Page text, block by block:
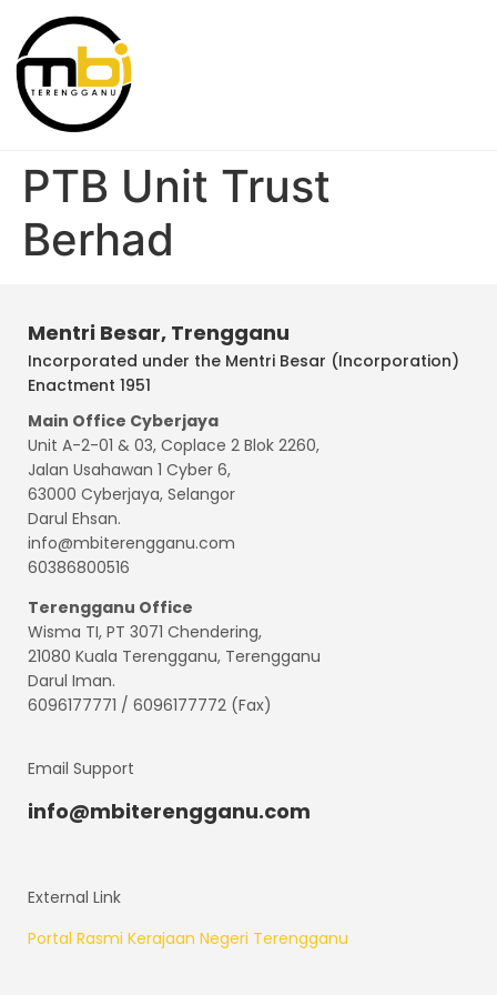
PTB Unit Trust
Berhad
Mentri Besar, Trengganu
Incorporated under the Mentri Besar (Incorporation)
Enactment 1951
Main Office Cyberjaya
Unit A-2-01 & 03, Coplace 2 Blok 2260,
Jalan Usahawan 1 Cyber 6,
63000 Cyberjaya, Selangor
Darul Ehsan.
info@mbiterengganu.com
60386800516
Terengganu Office
Wisma TI, PT 3071 Chendering,
21080 Kuala Terengganu, Terengganu
Darul Iman.
6096177771 / 6096177772 (Fax)
Email Support
info@mbiterengganu.com
External Link
Portal Rasmi Kerajaan Negeri Terengganu